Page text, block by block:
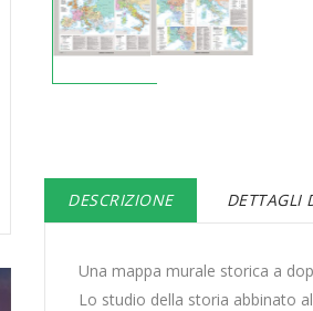
DESCRIZIONE DETTAGLI
Una mappa murale storica a
Lo studio della storia abbinato